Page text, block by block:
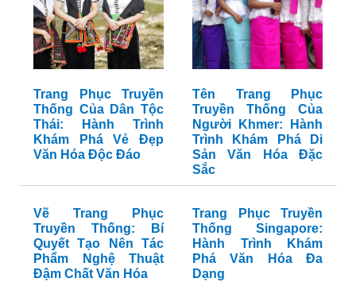
Trang Phục Truyền
Thống Của Dân Tộc
Thái: Hành Trình
Khám Phá Vẻ Đẹp
Văn Hóa Độc Đáo
Tên Trang Phục
Truyền Thống Của
Người Khmer: Hành
Trình Khám Phá Di
Sản Văn Hóa Đặc
Sắc
Vẽ Trang Phục
Truyền Thống: Bí
Quyết Tạo Nên Tác
Phẩm Nghệ Thuật
Đậm Chất Văn Hóa
Trang Phục Truyền
Thống Singapore:
Hành Trình Khám
Phá Văn Hóa Đa
Dạng